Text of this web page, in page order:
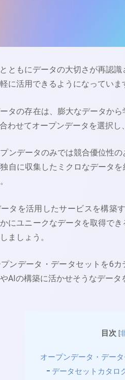
ともにデータの大切さが再認
に活用できるようになっていま
タの存在は、膨大なデータか
わせてオープンデータを選択し
ンデータのみでは競合優位性
自に収集したミクロなデータ
タを活用したサービスを構築
にユニークなデータを取得で
ましょう。
ンデータ・データセットを6
AIの構築に活かせそうなデータ
目次 [
オープンデータ・デー
データセットカタロ